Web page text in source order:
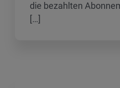
die bezahlten
[…]